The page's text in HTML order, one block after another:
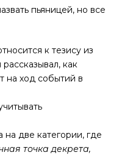
пьяницей, но все
к тезису из
как
на ход событий в
на две категории, где
точка декрета,